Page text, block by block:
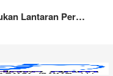
Lantaran Per…